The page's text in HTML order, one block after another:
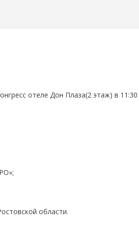
отеле Дон Плаза(2 этаж) в
области.